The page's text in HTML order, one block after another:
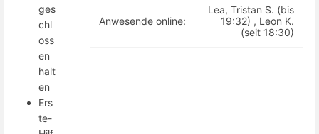
Anwesende online:
Lea, Tristan S. (bis
19:32) , Leon K.
(seit 18:30)
ges
chl
oss
en
halt
en
Ers
te-